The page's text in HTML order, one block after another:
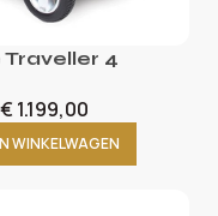
Traveller 4
€ 1.199,00
WINKELWAGEN